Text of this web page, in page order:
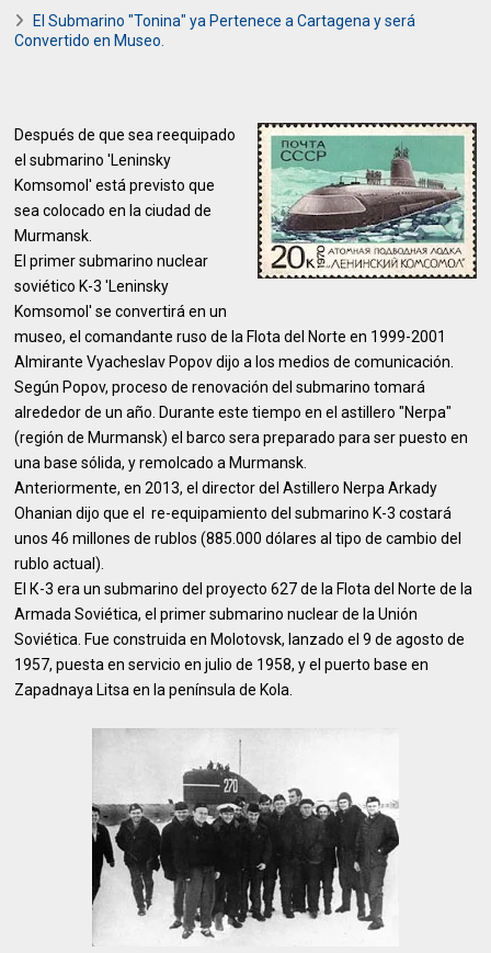
El Submarino "Tonina" ya Pertenece a Cartagena y será
Convertido en Museo.
Después de que sea reequipado
el submarino 'Leninsky
Komsomol' está previsto que
sea colocado en la ciudad de
Murmansk.
El primer submarino nuclear
soviético K-3 'Leninsky
Komsomol' se convertirá en un
museo, el comandante ruso de la Flota del Norte en 1999-2001
Almirante Vyacheslav Popov dijo a los medios de comunicación.
Según Popov, proceso de renovación del submarino tomará
alrededor de un año. Durante este tiempo en el astillero "Nerpa"
(región de Murmansk) el barco sera preparado para ser puesto en
una base sólida, y remolcado a Murmansk.
Anteriormente, en 2013, el director del Astillero Nerpa Arkady
Ohanian dijo que el re-equipamiento del submarino K-3 costará
unos 46 millones de rublos (885.000 dólares al tipo de cambio del
rublo actual).
El К-3 era un submarino del proyecto 627 de la Flota del Norte de la
Armada Soviética, el primer submarino nuclear de la Unión
Soviética. Fue construida en Molotovsk, lanzado el 9 de agosto de
1957, puesta en servicio en julio de 1958, y el puerto base en
Zapadnaya Litsa en la península de Kola.